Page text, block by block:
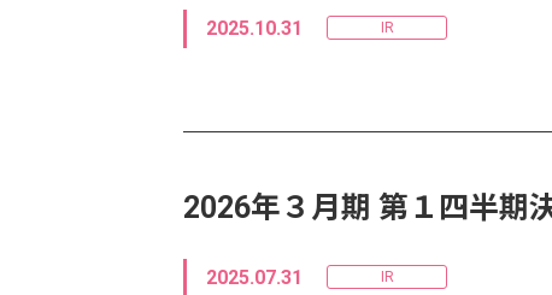
2025.10.31 IR
2026年３月期 第１四半期
2025.07.31 IR